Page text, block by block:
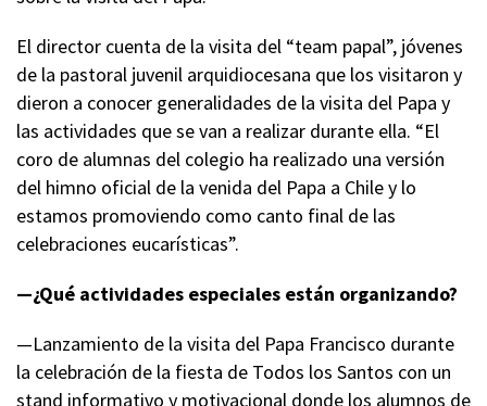
El director cuenta de la visita del “team papal”, jóvenes
de la pastoral juvenil arquidiocesana que los visitaron y
dieron a conocer generalidades de la visita del Papa y
las actividades que se van a realizar durante ella. “El
coro de alumnas del colegio ha realizado una versión
del himno oficial de la venida del Papa a Chile y lo
estamos promoviendo como canto final de las
celebraciones eucarísticas”.
—¿Qué actividades especiales están organizando?
—Lanzamiento de la visita del Papa Francisco durante
la celebración de la fiesta de Todos los Santos con un
stand informativo y motivacional donde los alumnos de